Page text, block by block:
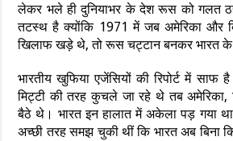
लेकर भले ही दुनियाभर के देश रूस को गलत
तटस्थ है क्योंकि 1971 में जब अमेरिका और
खिलाफ खड़े थे, तो रूस चट्टान बनकर भारत के
भारतीय खुफिया एजेंसियों की रिपोर्ट में साफ है
मिट्टी की तरह कुचले जा रहे थे तब अमेरिका,
बैठे थे। भारत इन हालात में अकेला पड़ गया था
अच्छी तरह समझ चुकी थीं कि भारत अब बिना